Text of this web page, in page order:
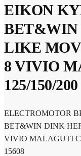
EIKON
BET&WIN
LIKE
8 VIVIO
125/150/
ELECTROMOTOR
BET&WIN DINK
VIVIO MALAGUTI
15608